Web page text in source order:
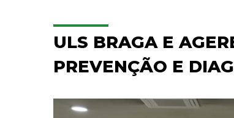
ULS BRAGA E
PREVENÇÃO E